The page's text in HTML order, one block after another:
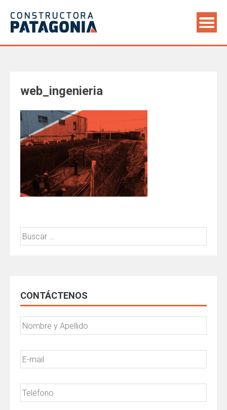
contenido
web_ingenieria
Buscar:
CONTÁCTENOS